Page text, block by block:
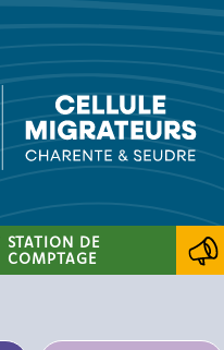
STATION DE
COMPTAGE